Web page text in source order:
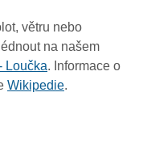
větru nebo
na našem
Loučka. Informace o
Wikipedie.